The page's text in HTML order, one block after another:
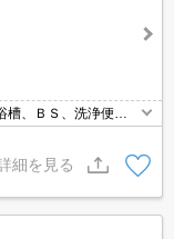
、ＢＳ、洗浄便座
細を見る